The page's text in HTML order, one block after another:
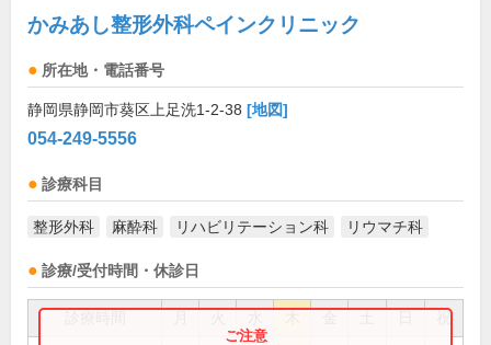
かみあし整形外科ペインクリニック
所在地・電話番号
静岡県静岡市葵区上足洗1-2-38 [地図]
054-249-5556
診療科目
整形外科 麻酔科 リハビリテーション科 リウマチ科
診療/受付時間・休診日
祝